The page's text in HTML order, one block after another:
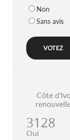
Non
Sans avis
Côte
3128
Oui